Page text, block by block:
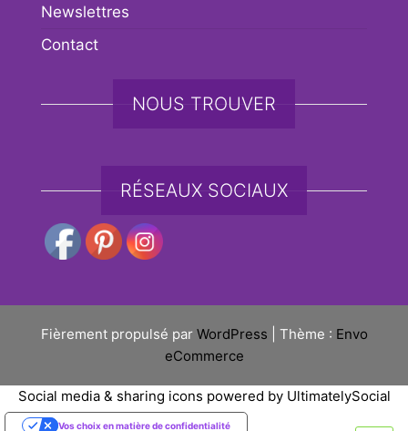
Newslettres
Contact
NOUS TROUVER
RÉSEAUX SOCIAUX
Fièrement propulsé par WordPress Thème : Envo
eCommerce
Social media & sharing icons powered by UltimatelySocial
Vos choix en matière de confidentialité